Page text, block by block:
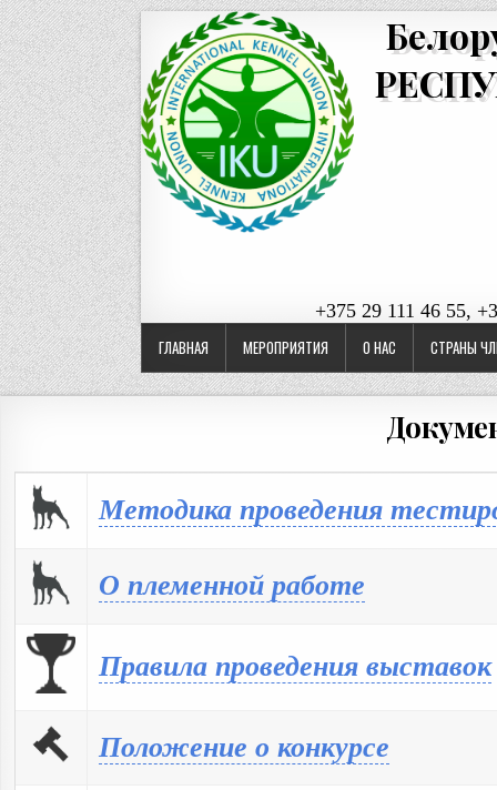
+375 29 111 46 55,
ГЛАВНАЯ
МЕРОПРИЯТИЯ О НАС СТРАНЫ
Методика проведения
О племенной работе
Правила проведения выставок
Положение о конкурсе